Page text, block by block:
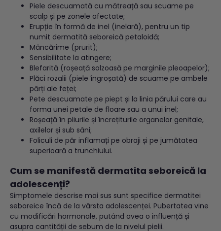
Piele descuamată cu mătreață sau scuame pe
scalp și pe zonele afectate;
Erupție în formă de inel (inelară), pentru un tip
numit dermatită seboreică petaloidă;
Mâncărime (prurit);
Sensibilitate la atingere;
Blefarită (roșeață solzoasă pe marginile pleoapelor);
Plăci rozalii (piele îngroșată) de scuame pe ambele
părți ale feței;
Pete descuamate pe piept și la linia părului care au
forma unei petale de floare sau a unui inel;
Roșeață în pliurile și încrețiturile organelor genitale,
axilelor și sub sâni;
Foliculi de păr inflamați pe obraji și pe jumătatea
superioară a trunchiului.
Cum se manifestă dermatita seboreică la
adolescenți?
Simptomele descrise mai sus sunt specifice dermatitei
seboreice încă de la vârsta adolescenței. Pubertatea vine
cu modificări hormonale, putând avea o influență și
asupra cantității de sebum de la nivelul pielii.